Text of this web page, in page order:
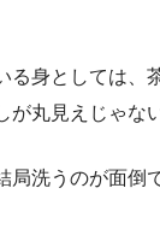
る身としては、
が丸見えじゃな
局洗うのが面倒